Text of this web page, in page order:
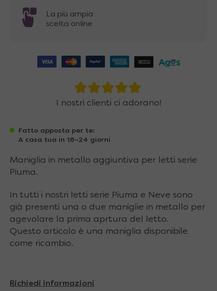
La più ampia
scelta online
I nostri clienti ci adorano!
Fatto apposta per te:
A casa tua in 18~24 giorni
Maniglia in metallo aggiuntiva per letti serie
Piuma.
In tutti i nostri letti serie Piuma e Neve sono
già presenti una o due maniglie in metallo per
agevolare la prima aprtura del letto.
Questo articolo è una maniglia disponibile
come ricambio.
Richiedi informazioni